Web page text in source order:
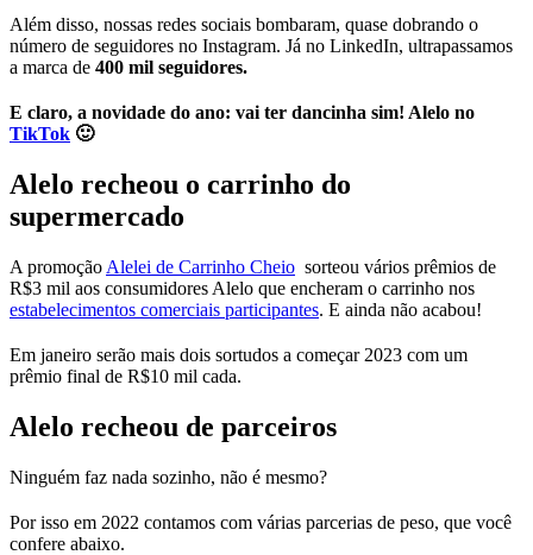
Além disso, nossas redes sociais bombaram, quase dobrando o
número de seguidores no Instagram. Já no LinkedIn, ultrapassamos
a marca de 400 mil seguidores.
E claro, a novidade do ano: vai ter dancinha sim! Alelo no
TikTok 🙂
Alelo recheou o carrinho do
supermercado
A promoção Alelei de Carrinho Cheio sorteou vários prêmios de
R$3 mil aos consumidores Alelo que encheram o carrinho nos
estabelecimentos comerciais participantes. E ainda não acabou!
Em janeiro serão mais dois sortudos a começar 2023 com um
prêmio final de R$10 mil cada.
Alelo recheou de parceiros
Ninguém faz nada sozinho, não é mesmo?
Por isso em 2022 contamos com várias parcerias de peso, que você
confere abaixo.